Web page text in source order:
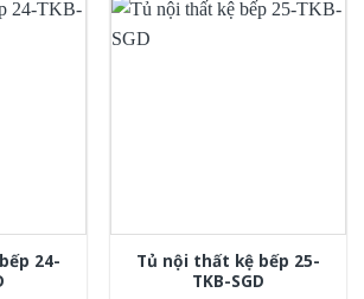
24-
Tủ nội thất kệ bếp 25-
TKB-SGD